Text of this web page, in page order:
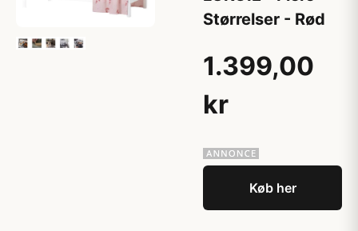
Størrelser - Rød
1.399,00
kr
Køb her